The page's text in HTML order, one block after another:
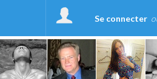
Se connecter